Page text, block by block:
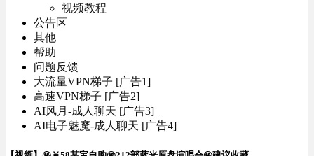
视频教程
公告区
其他
帮助
问题反馈
大流量VPN梯子 [广告1]
高速VPN梯子 [广告2]
AI风月-成人聊天 [广告3]
AI电子魅魔-成人聊天 [广告4]